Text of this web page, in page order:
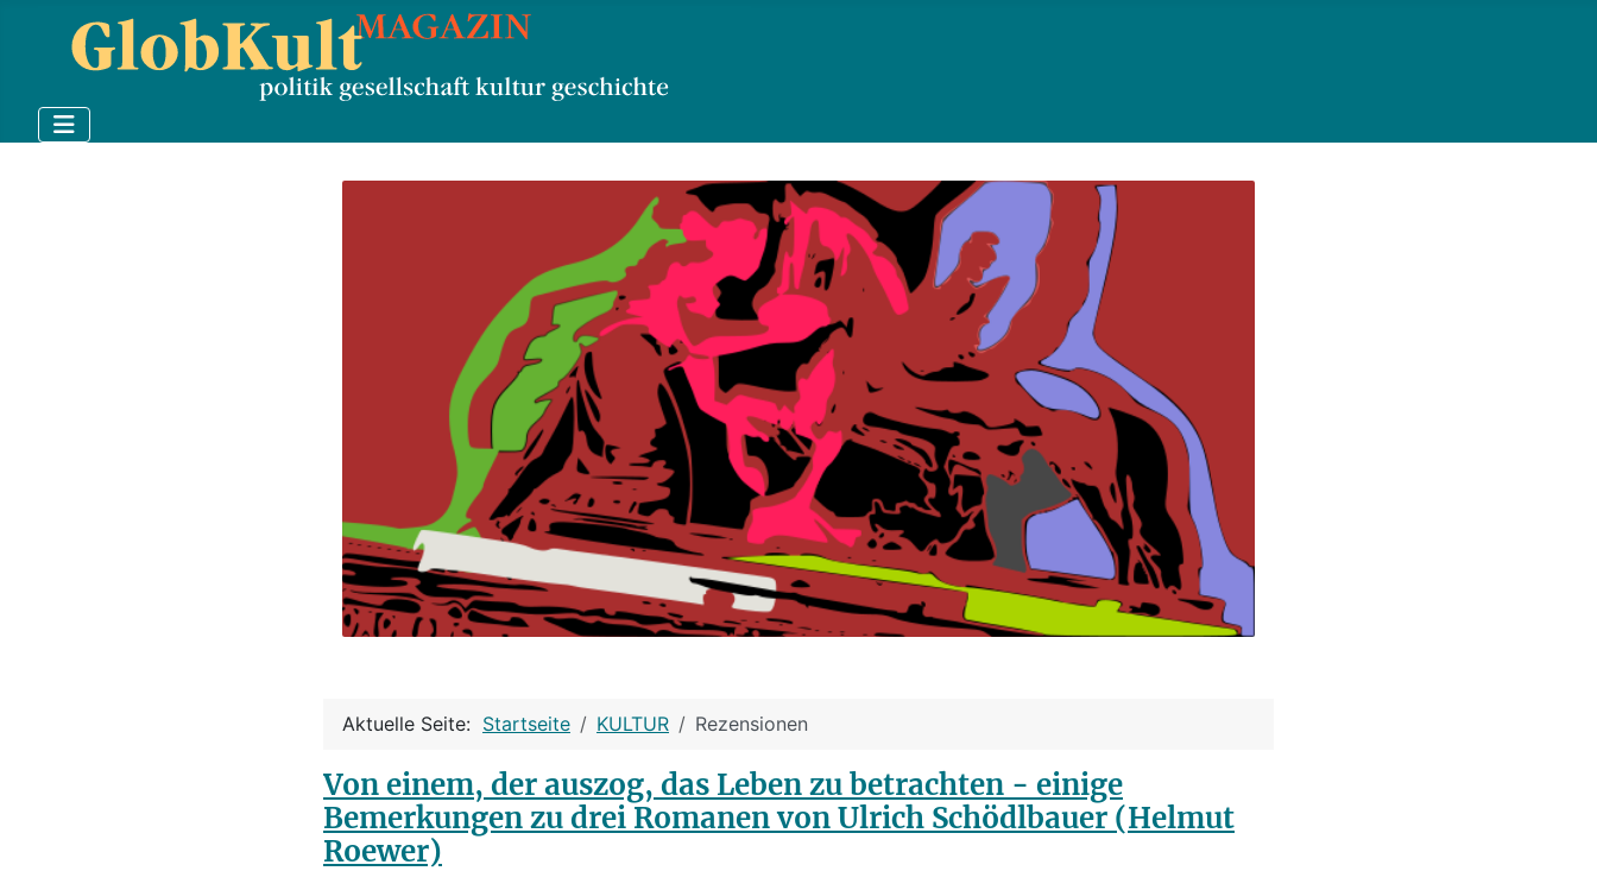
Aktuelle Seite: Startseite KULTUR Rezensionen
Von einem, der auszog, das Leben zu betrachten - einige
Bemerkungen zu drei Romanen von Ulrich Schödlbauer (Helmut
Roewer)